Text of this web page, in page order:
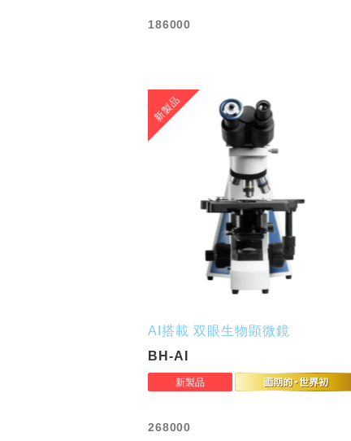
186000
AI搭載 双眼生物顕微鏡
BH-AI
268000